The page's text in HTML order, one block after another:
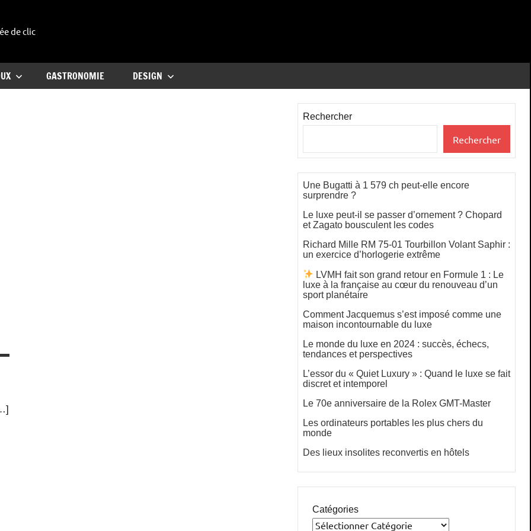
de clic
GASTRONOMIE DESIGN
Rechercher
Rechercher
Une Bugatti à 1 579 ch peut-elle encore
surprendre ?
Le luxe peut-il se passer d’ornement ? Chopard
et Zagato bousculent les codes
Richard Mille RM 75-01 Tourbillon Volant Saphir :
un exercice d’horlogerie extrême
LVMH fait son grand retour en Formule 1 : Le
luxe à la française au cœur du renouveau d’un
sport planétaire
Comment Jacquemus s’est imposé comme une
maison incontournable du luxe
Le monde du luxe en 2024 : succès, échecs,
tendances et perspectives
L’essor du « Quiet Luxury » : Quand le luxe se fait
discret et intemporel
Le 70e anniversaire de la Rolex GMT-Master
Les ordinateurs portables les plus chers du
monde
Des lieux insolites reconvertis en hôtels
Catégories